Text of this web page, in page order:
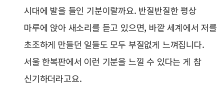
시대에 발을 들인 기분이랄까요. 반질반질한 평상
마루에 앉아 새소리를 듣고 있으면, 바깥 세계에서 저를
초조하게 만들던 일들도 모두 부질없게 느껴집니다.
서울 한복판에서 이런 기분을 느낄 수 있다는 게 참
신기하더라고요.